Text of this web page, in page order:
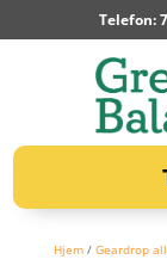
Telefon:
Hjem/ Geardrop